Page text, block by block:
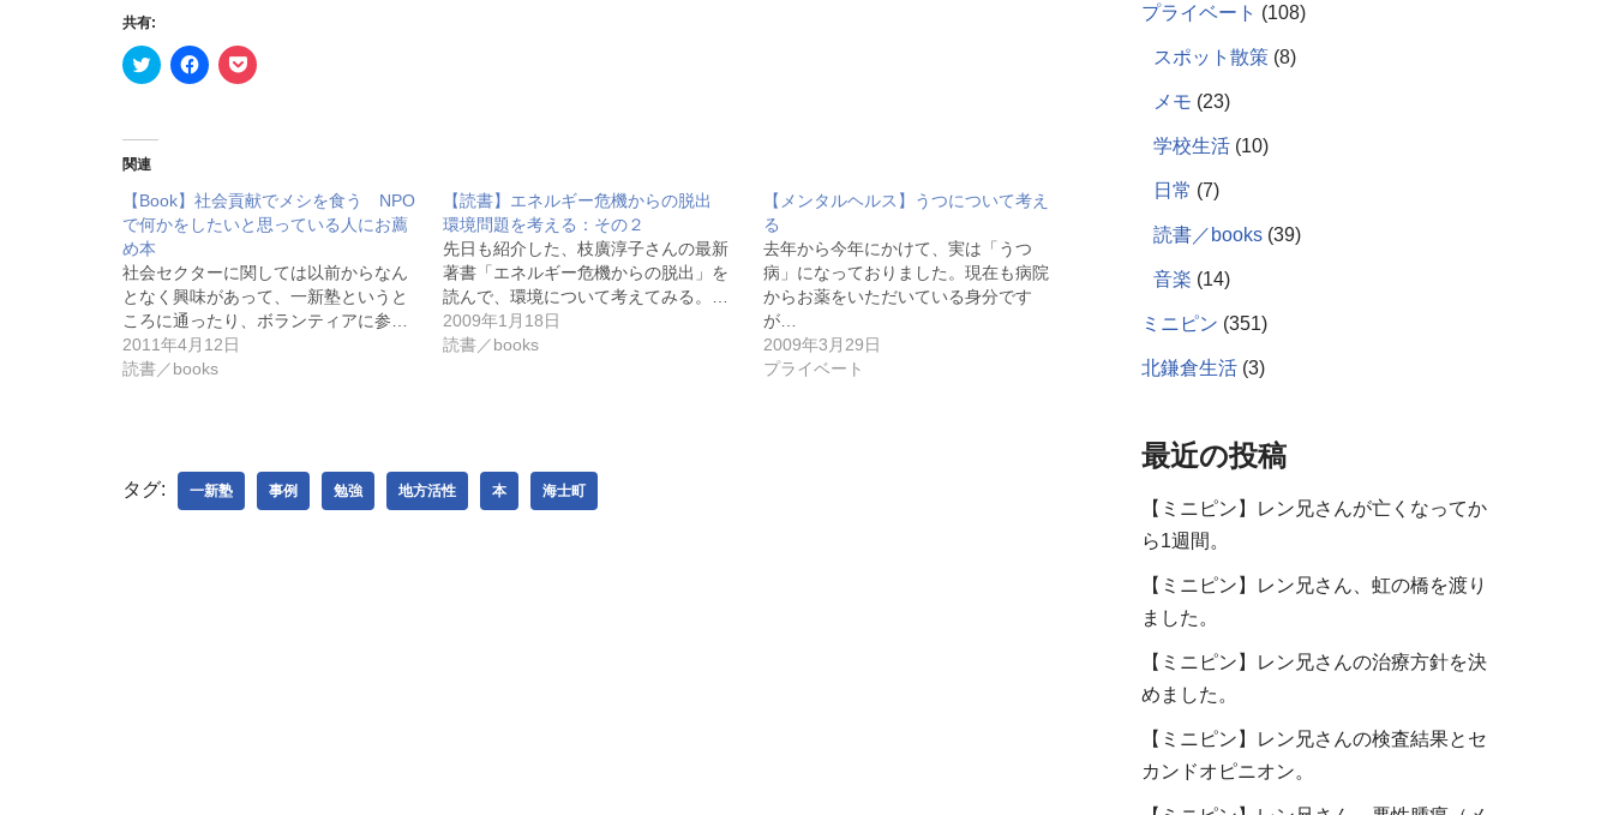
共有:
ク
リ
て
t
t
e
r
で
共
有
(
新
し
い
ウ
き
ま
F
a
共
有
す
に
は
ク
リ
ッ
ク
し
て
新
し
い
ウ
ク
リ
k
e
t
シ
ェ
ア
(
新
開
き
す
関連
【Book】社会貢献でメシを食う NPO
で何かをしたいと思っている人にお薦
め本
社会セクターに関しては以前からなん
となく興味があって、一新塾というと
ころに通ったり、ボランティアに参…
2011年4月12日
読書／books
【読書】エネルギー危機からの脱出
環境問題を考える：その２
先日も紹介した、枝廣淳子さんの最新
著書「エネルギー危機からの脱出」を
読んで、環境について考えてみる。…
2009年1月18日
読書／books
【メンタルヘルス】うつについて考え
る
去年から今年にかけて、実は「うつ
病」になっておりました。現在も病院
からお薬をいただいている身分です
が…
2009年3月29日
プライベート
タグ: 一新塾 事例 勉強 地方活性 本 海士町
プライベート (108)
スポット散策 (8)
メモ (23)
学校生活 (10)
日常 (7)
読書／books (39)
音楽 (14)
ミニピン (351)
北鎌倉生活 (3)
最近の投稿
【ミニピン】レン兄さんが亡くなってか
ら1週間。
【ミニピン】レン兄さん、虹の橋を渡り
ました。
【ミニピン】レン兄さんの治療方針を決
めました。
【ミニピン】レン兄さんの検査結果とセ
カンドオピニオン。